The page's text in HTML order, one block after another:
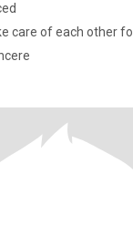
care of each other